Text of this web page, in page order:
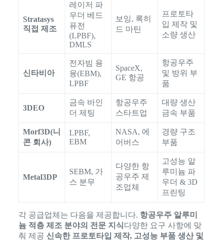
Stratasys
직접 제조
레이저 파
우더 베드
퓨전
(LPBF),
DMLS
보잉, 록히
드 마틴
프로토타
입 제작 및
소량 생산
신타비아
전자빔 용
융(EBM),
LPBF
SpaceX,
GE 항공
항공우주
및 방위 부
품
3DEO
금속 바인
더 제팅
항공우주
스타트업
대량 생산
금속 부품
Morf3D(니
콘 회사)
LPBF,
EBM
NASA, 에
어버스
경량 구조
부품
Metal3DP
SEBM, 가
스 분무
다양한 항
공우주 제
조업체
고성능 알
루미늄 파
우더 & 3D
프린팅
각 공급업체는 다음을 제공합니다. 항공우주 알루미
늄 적층 제조 분야의 전문 지식다양한 요구 사항에 맞
춰 제공 신속한 프로토타입 제작, 고성능 부품 생산 및